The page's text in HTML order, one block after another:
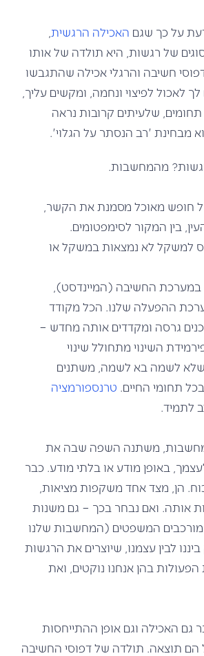
על כך שגם האכילה הרגשית
של רגשות, היא תולדה של אותו
חשיבה והרגלי אכילה שהתגבשו
לאכול לפיצוי ונחמה, ומקשים עליך,
תחומים, שלעיתים קרובות נראה
מבחינת 'רב הנסתר על הגלוי'.
מהמחשבות.
חופש מאוכל מסמנת את הקשר,
בין המקור לסימפטומים.
למשקל לא נמצאות במשקל או
במערכת החשיבה (המיינדסט),
ההפעלה שלנו. הכל מקודד
גרסה ומקדדים אותה מחדש –
השינוי מתחולל שינוי
שלא לשמה בא לשמה, משתנים
תחומי החיים. טרנספורמציה
לתמיד.
משתנה השפה שבה את
באופן מודע או בלתי מודע. כבר
הן, מצד אחד משקפות מציאות,
אותה. ואם נבחר בכך – גם משנות
מורכבים המשפטים (המחשבות שלנו
לבין עצמנו, שיוצרים את הרגשות
בהן אנחנו נוקטים, ואת
גם האכילה וגם אופן ההתייחסות
תוצאה. תולדה של דפוסי החשיבה